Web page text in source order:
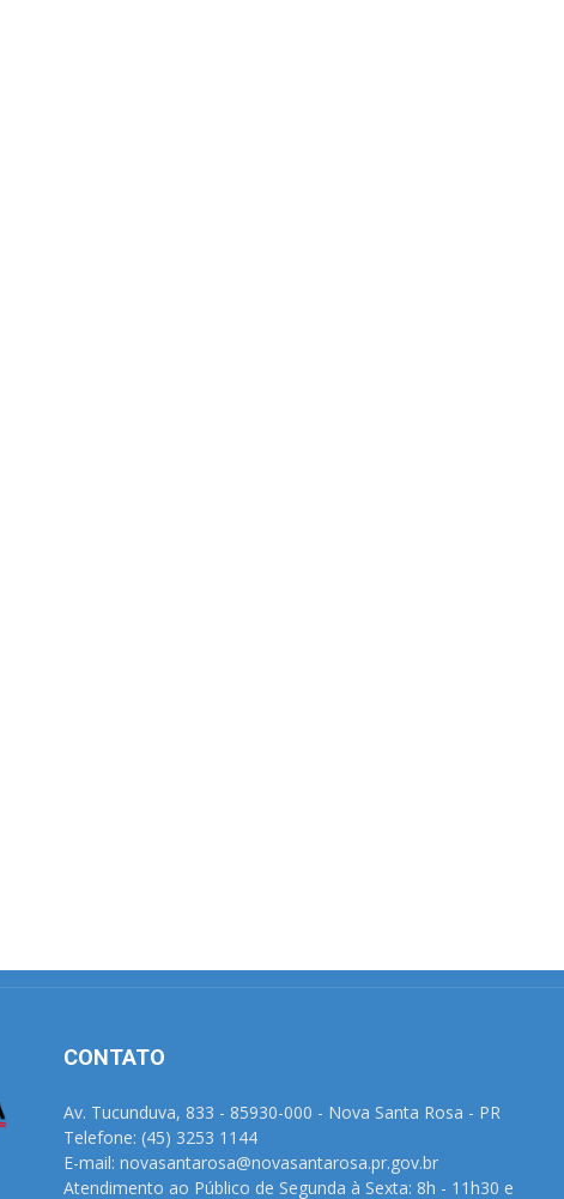
CONTATO
Av. Tucunduva, 833 - 85930-000 - Nova Santa Rosa - PR
Telefone: (45) 3253 1144
E-mail: novasantarosa@novasantarosa.pr.gov.br
Atendimento ao Público de Segunda à Sexta: 8h - 11h30 e